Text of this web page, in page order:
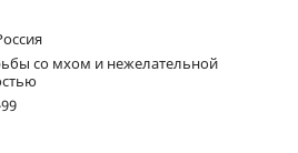
со мхом и нежелательной